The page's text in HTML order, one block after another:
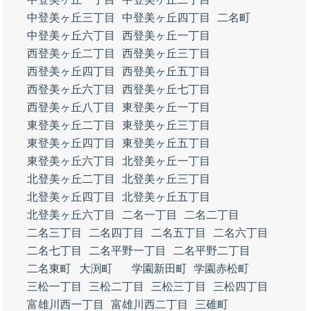
中登美ヶ丘三丁目
中登美ヶ丘四丁目
二名町
中登美ヶ丘六丁目
西登美ヶ丘一丁目
西登美ヶ丘二丁目
西登美ヶ丘三丁目
西登美ヶ丘四丁目
西登美ヶ丘五丁目
西登美ヶ丘六丁目
西登美ヶ丘七丁目
西登美ヶ丘八丁目
東登美ヶ丘一丁目
東登美ヶ丘二丁目
東登美ヶ丘三丁目
東登美ヶ丘四丁目
東登美ヶ丘五丁目
東登美ヶ丘六丁目
北登美ヶ丘一丁目
北登美ヶ丘二丁目
北登美ヶ丘三丁目
北登美ヶ丘四丁目
北登美ヶ丘五丁目
北登美ヶ丘六丁目
二名一丁目
二名二丁目
二名三丁目
二名四丁目 二名五丁目
二名六丁目
二名七丁目
二名平野一丁目
二名平野二丁目
二名東町
大渕町 学園新田町 学園赤松町
三松一丁目
三松二丁目 三松三丁目
三松四丁目
富雄川西一丁目
富雄川西二丁目
三碓町